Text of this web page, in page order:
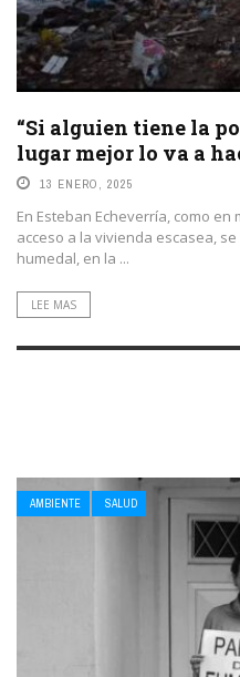
“Si alguien tiene la
lugar mejor lo va a
13 ENERO, 2025
En Esteban Echeverría, como
acceso a la vivienda escasea,
humedal, en la ...
LEE MAS
AMBIENTE SALUD